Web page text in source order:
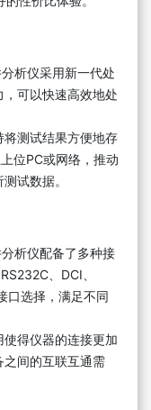
析仪采用新一代处
可以快速高效地处
测试结果方便地存
位PC或网络，推动
试数据。
析仪配备了多种接
、DCI、
口选择，满足不同
得仪器的连接更加
之间的互联互通需